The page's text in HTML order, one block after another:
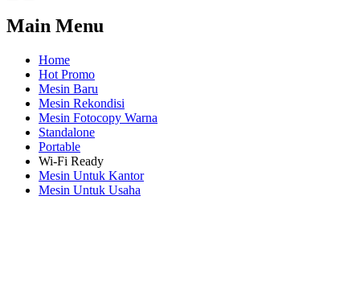
Main Menu
Home
Hot Promo
Mesin Baru
Mesin Rekondisi
Mesin Fotocopy Warna
Standalone
Portable
Wi-Fi Ready
Mesin Untuk Kantor
Mesin Untuk Usaha